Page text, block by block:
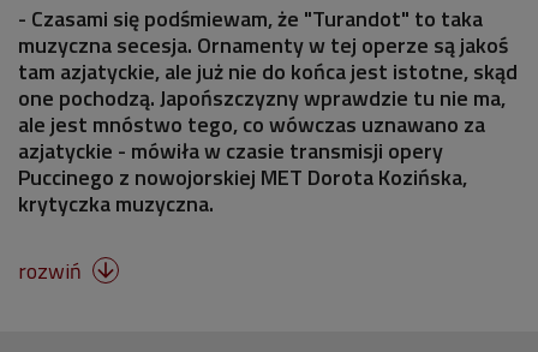
- Czasami się podśmiewam, że "Turandot" to taka
muzyczna secesja. Ornamenty w tej operze są jakoś
tam azjatyckie, ale już nie do końca jest istotne, skąd
one pochodzą. Japońszczyzny wprawdzie tu nie ma,
ale jest mnóstwo tego, co wówczas uznawano za
azjatyckie - mówiła w czasie transmisji opery
Puccinego z nowojorskiej MET Dorota Kozińska,
krytyczka muzyczna.
rozwiń 